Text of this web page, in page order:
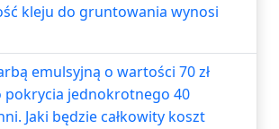
kleju do gruntowania wynosi
emulsyjną o wartości 70 zł
pokrycia jednokrotnego 40
Jaki będzie całkowity koszt